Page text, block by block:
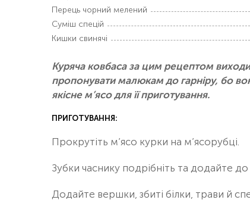
Перець чорний мелений
Суміш спецій
Кишки свинячі
Куряча ковбаса за цим рецептом
пропонувати малюкам до гарніру, бо
якісне м’ясо для її приготування.
ПРИГОТУВАННЯ:
Прокрутіть м’ясо курки на м’ясорубці.
Зубки часнику подрібніть та додайте
Додайте вершки, збиті білки, трави й